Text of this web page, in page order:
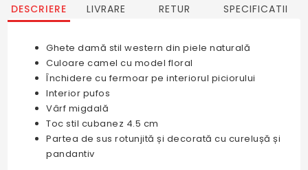
DESCRIERE LIVRARE RETUR SPECIFICATII
Ghete damă stil western din piele naturală
Culoare camel cu model floral
Închidere cu fermoar pe interiorul piciorului
Interior pufos
Vârf migdală
Toc stil cubanez 4.5 cm
Partea de sus rotunjită și decorată cu curelușă și
pandantiv